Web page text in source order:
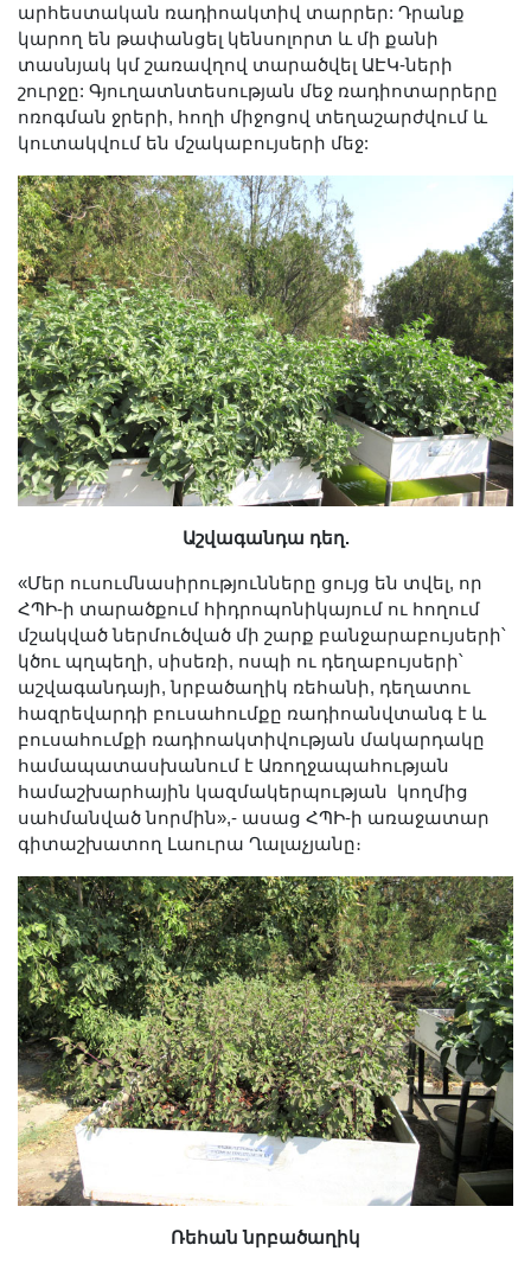
Կայքի քարտեզ
Որոնում
արհեստական ռադիոակտիվ տարրեր: Դրանք
կարող են թափանցել կենսոլորտ և մի քանի
տասնյակ կմ շառավղով տարածվել ԱԷԿ-ների
շուրջը: Գյուղատնտեսության մեջ ռադիոտարրերը
ոռոգման ջրերի, հողի միջոցով տեղաշարժվում և
կուտակվում են մշակաբույսերի մեջ:
Աշվագանդա դեղ.
«Մեր ուսումնասիրությունները ցույց են տվել, որ
ՀՊԻ-ի տարածքում հիդրոպոնիկայում ու հողում
մշակված ներմուծված մի շարք բանջարաբույսերի՝
կծու պղպեղի, սիսեռի, ոսպի ու դեղաբույսերի՝
աշվագանդայի, նրբածաղիկ ռեհանի, դեղատու
հազրեվարդի բուսահումքը ռադիոանվտանգ է և
բուսահումքի ռադիոակտիվության մակարդակը
համապատասխանում է Առողջապահության
համաշխարհային կազմակերպության կողմից
սահմանված նորմին»,- ասաց ՀՊԻ-ի առաջատար
գիտաշխատող Լաուրա Ղալաչյանը։
Ռեհան նրբածաղիկ